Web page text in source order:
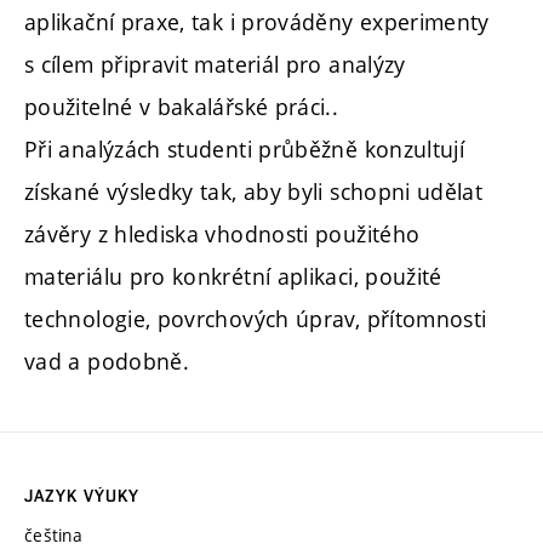
aplikační praxe, tak i prováděny experimenty
s cílem připravit materiál pro analýzy
použitelné v bakalářské práci..
Při analýzách studenti průběžně konzultují
získané výsledky tak, aby byli schopni udělat
závěry z hlediska vhodnosti použitého
materiálu pro konkrétní aplikaci, použité
technologie, povrchových úprav, přítomnosti
vad a podobně.
JAZYK VÝUKY
čeština